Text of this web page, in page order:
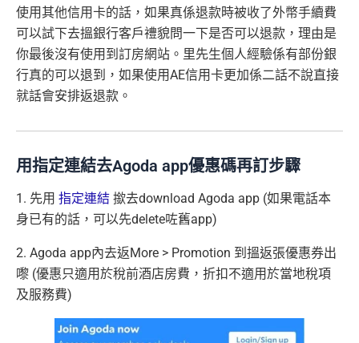
使用其他信用卡的話，如果真係退款時被收了外幣手續費
可以試下去搵銀行客戶禮貌問一下是否可以退款，理由是
你最後沒有使用到訂房網站。里先生個人經驗係有部份銀
行真的可以退到，如果使用AE信用卡更加係二話不說直接
就話會安排返退款。
用指定連結去Agoda app優惠碼再訂步驟
1. 先用 指定連結 撳去download Agoda app (如果電話本
身已有的話，可以先delete咗舊app)
2. Agoda app內去返More > Promotion 到搵返張優惠券出
嚟 (優惠只適用於稅前酒店房費，折扣不適用於當地稅項
及服務費)